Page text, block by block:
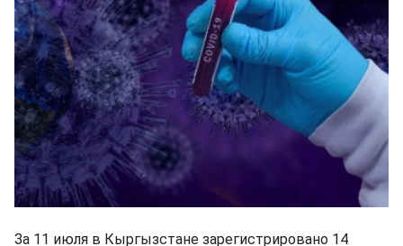
За 11 июля в Кыргызстане зарегистрировано 14